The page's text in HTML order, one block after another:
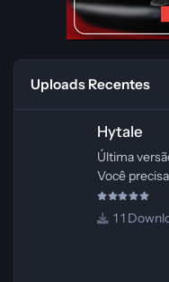
Uploads Recentes
Hytale
Última
Você
1